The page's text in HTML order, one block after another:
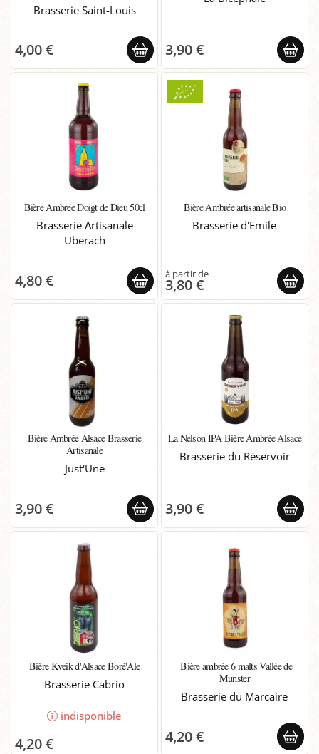
Brasserie Saint-Louis
4,00 € 3,90 €
Bière Ambrée Doigt de Dieu 50cl
Brasserie Artisanale
Uberach
4,80 €
Bière Ambrée artisanale Bio
Brasserie d'Emile
3,80 €
Bière Ambrée Alsace Brasserie
Artisanale
Just'Une
3,90 €
La Nelson IPA Bière Ambrée Alsace
Brasserie du Réservoir
3,90 €
Bière Kveik d'Alsace Boré'Ale
Brasserie Cabrio
indisponible
4,20 €
Bière ambrée 6 malts Vallée de
Munster
Brasserie du Marcaire
4,20 €